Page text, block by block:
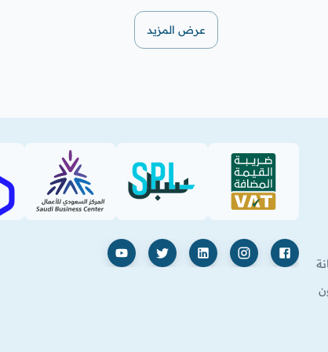
عرض المزيد
VAT (PDF)
SPL (PDF)
SBC
فيسبوكإنستغراملينكدإن X يوتيوب